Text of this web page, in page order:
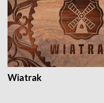
Wiatrak